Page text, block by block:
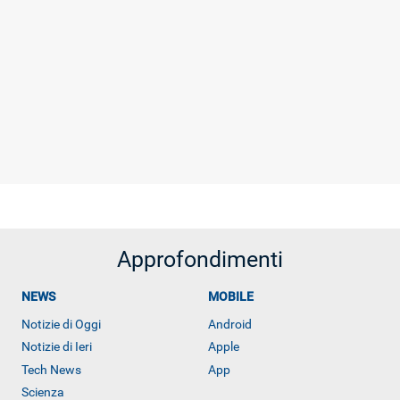
Approfondimenti
NEWS
Notizie di Oggi
Notizie di Ieri
Tech News
Scienza
MOBILE
Android
Apple
App